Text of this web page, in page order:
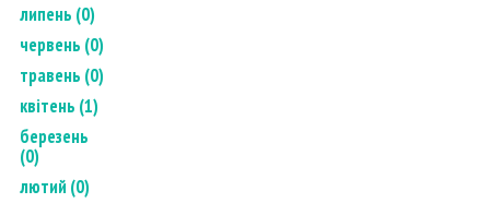
липень (0)
червень (0)
травень (0)
квітень (1)
березень
(0)
лютий (0)